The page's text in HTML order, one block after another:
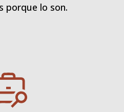
porque lo son.